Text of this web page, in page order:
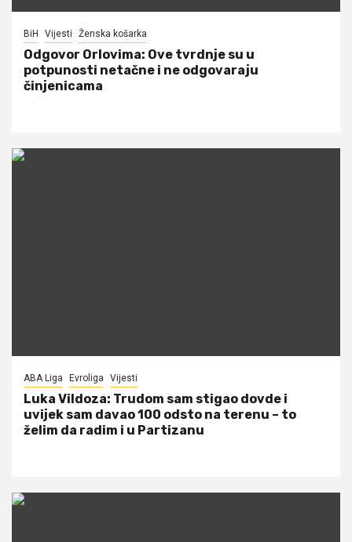
BiH Vijesti Ženska košarka
Odgovor Orlovima: ​Ove tvrdnje su u
potpunosti netačne i ne odgovaraju
činjenicama
ABA Liga Evroliga Vijesti
Luka Vildoza: Trudom sam stigao dovde i
uvijek sam davao 100 odsto na terenu – to
želim da radim i u Partizanu